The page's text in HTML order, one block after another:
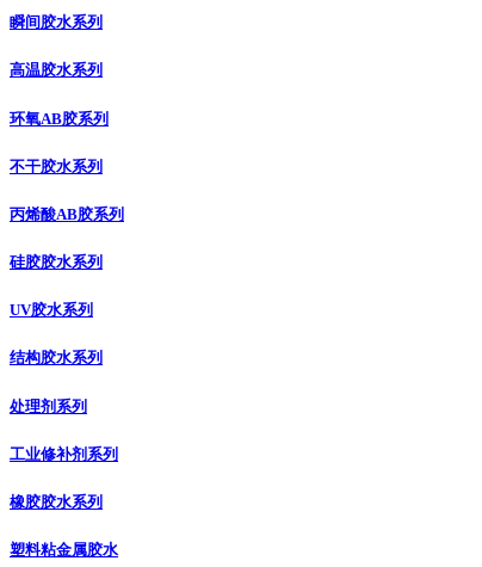
瞬间胶水系列
高温胶水系列
环氧AB胶系列
不干胶水系列
丙烯酸AB胶系列
硅胶胶水系列
UV胶水系列
结构胶水系列
处理剂系列
工业修补剂系列
橡胶胶水系列
塑料粘金属胶水